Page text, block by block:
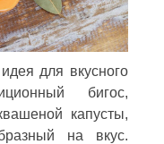
для вкусного
бигос,
капусты,
на вкус.